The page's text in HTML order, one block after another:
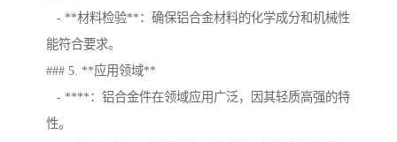
- **材料检验**：确保铝合金材料的化学成分和机械性
能符合要求。
### 5. **应用领域**
- ****：铝合金件在领域应用广泛，因其轻质高强的特
性。